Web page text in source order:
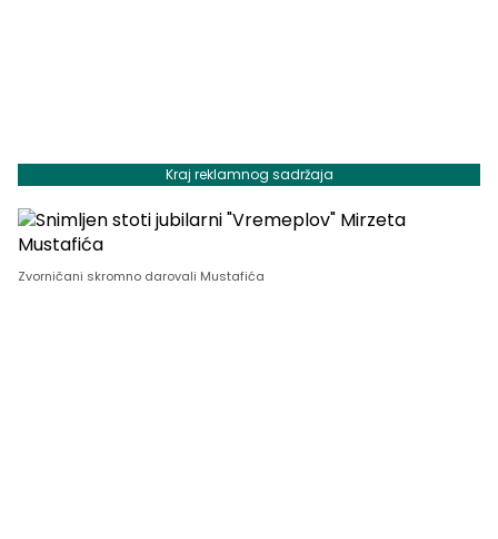
Kraj reklamnog sadržaja
Zvorničani skromno darovali Mustafića